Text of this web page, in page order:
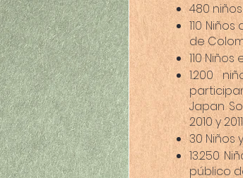
480
110
de
110 Niños
1.200
Japan
2010 y
30 Niños
13.250
público